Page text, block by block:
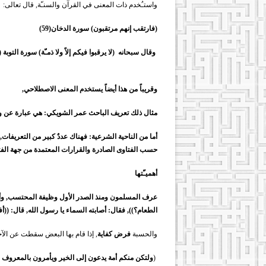
واستـُخدم ذات المعنى في القرآن والسنـّة, قال تعالى:
(فارتقب إنهم مرتقبون) سورة الدخان(59)
وقال سبحانه (لا يرقبوا فيكم إلاً ولا ذمـّة) سورة التوبة
وقريباً من هذا أيضاً يستخدم المعنى الاصطلاحي,
مثال ذلك تعريف الباحث عمر الشويكي: هي عبارة عن
أما من الناحية الشرعية: فهناك عددٌ كبير من
حسب الفتاوى الصادرة والقرارات المعتمدة من جهة
أهميـّتها
عرف المسلمون ومنذ الصدر الأول وظيفة المحتسب,
الطعام؟)), فقال: أصابته السماء يا رسول الله, قال:
والحسبة فرض كفاية, إذا قام بها البعض سقطت عن
(ولتكن منكم أمة يدعون إلى الخير ويأمرون